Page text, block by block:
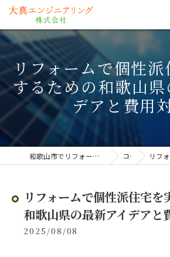
リフォームで個性
するための和歌山県
デアと費用
和歌山市でリフォームなら大真エンジニアリング株式会社 コラム リフォームで
リフォームで個性派住宅を
和歌山県の最新アイデアと
2025/08/08